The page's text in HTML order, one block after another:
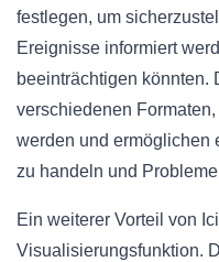
festlegen, um
Ereignisse informiert
beeinträchtigen könnten.
verschiedenen
werden und ermöglichen
zu handeln und
Ein weiterer Vorteil von
Visualisierungsfunktion.